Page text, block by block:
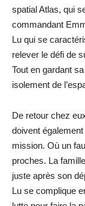
spatial Atlas, qui
commandant
Lu qui se
relever le défi de
Tout en gardant
isolement de
De retour chez
doivent
mission. Où un
proches. La
juste après son
Lu se complique